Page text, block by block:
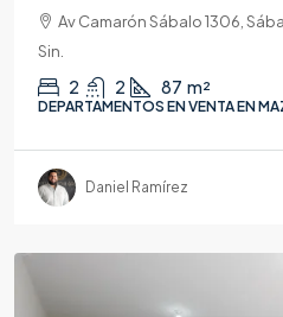
Av Camarón Sábalo 1306,
Sin.
2 2 87 m²
DEPARTAMENTOS EN VENTA EN
Daniel Ramírez